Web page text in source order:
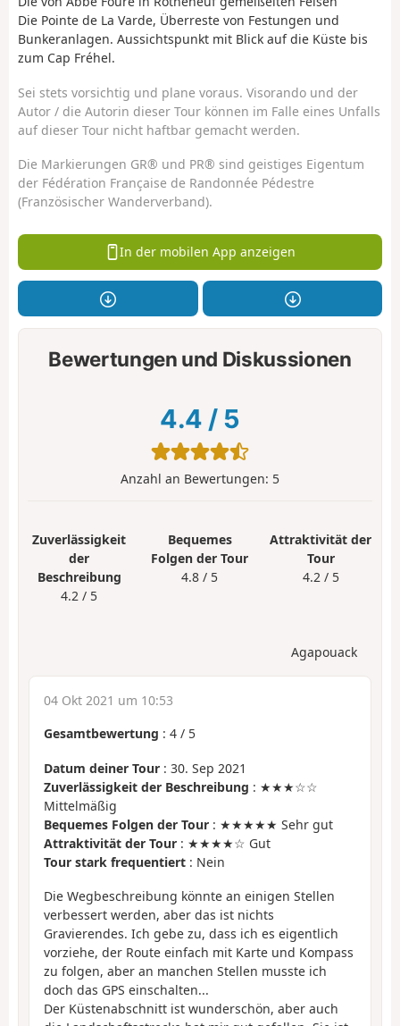
Die Pointe de La Varde, Überreste von Festungen und
Bunkeranlagen. Aussichtspunkt mit Blick auf die Küste bis
zum Cap Fréhel.
Sei stets vorsichtig und plane voraus. Visorando und der
Autor / die Autorin dieser Tour können im Falle eines Unfalls
auf dieser Tour nicht haftbar gemacht werden.
Die Markierungen GR® und PR® sind geistiges Eigentum
der Fédération Française de Randonnée Pédestre
(Französischer Wanderverband).
In der mobilen App anzeigen
Bewertungen und Diskussionen
4.4 / 5
Anzahl an Bewertungen: 5
Zuverlässigkeit
der
Beschreibung
4.2 / 5
Bequemes
Folgen der Tour
4.8 / 5
Attraktivität der
Tour
4.2 / 5
Agapouack
04 Okt 2021 um 10:53
Gesamtbewertung : 4 / 5
Datum deiner Tour : 30. Sep 2021
Zuverlässigkeit der Beschreibung : ★★★☆☆
Mittelmäßig
Bequemes Folgen der Tour : ★★★★★ Sehr gut
Attraktivität der Tour : ★★★★☆ Gut
Tour stark frequentiert : Nein
Die Wegbeschreibung könnte an einigen Stellen
verbessert werden, aber das ist nichts
Gravierendes. Ich gebe zu, dass ich es eigentlich
vorziehe, der Route einfach mit Karte und Kompass
zu folgen, aber an manchen Stellen musste ich
doch das GPS einschalten...
Der Küstenabschnitt ist wunderschön, aber auch